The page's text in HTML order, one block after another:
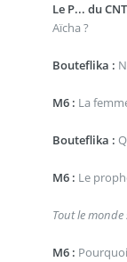
Le P... du
Aïcha ?
Bouteflika :
M6 : La
Bouteflika :
M6 : Le
Tout le monde
M6 :